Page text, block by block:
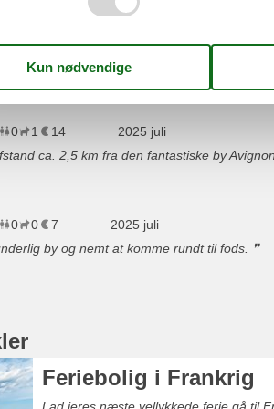
0 1 husdyr
14 overnatninger
2025 juli
ca. 2,5 km fra den fantastiske by
0 børn
0 husdyr
7 overnatninger
2025 juli
by og nemt at komme rundt til fods.
Feriebolig i Frankrig
Lad jeres næste vellykkede ferie gå til